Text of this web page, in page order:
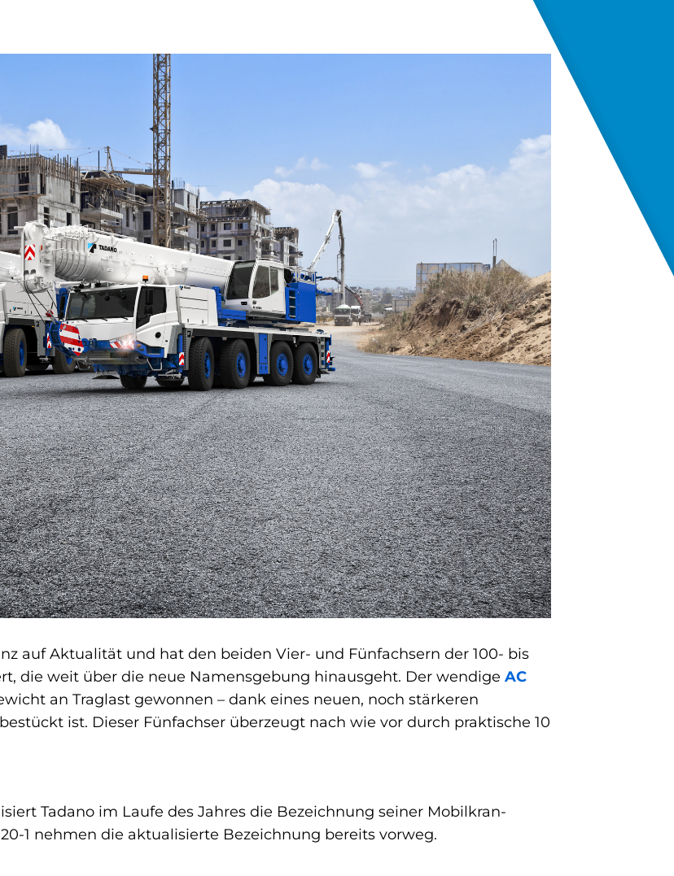
auf Aktualität und hat den beiden Vier- und Fünfachsern der 100- bis
die weit über die neue Namensgebung hinausgeht. Der wendige AC
an Traglast gewonnen – dank eines neuen, noch stärkeren
bestückt ist. Dieser Fünfachser überzeugt nach wie vor durch praktische 10
Tadano im Laufe des Jahres die Bezeichnung seiner Mobilkran-
1 nehmen die aktualisierte Bezeichnung bereits vorweg.